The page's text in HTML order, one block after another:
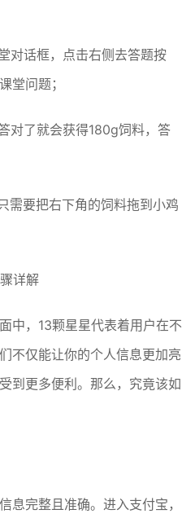
对话框，点击右侧去答题按
堂问题；
对了就会获得180g饲料，答
需要把右下角的饲料拖到小鸡
详解
中，13颗星星代表着用户在不
不仅能让你的个人信息更加亮
到更多便利。那么，究竟该如
息完整且准确。进入支付宝，